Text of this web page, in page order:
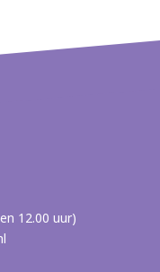
12.00 uur)